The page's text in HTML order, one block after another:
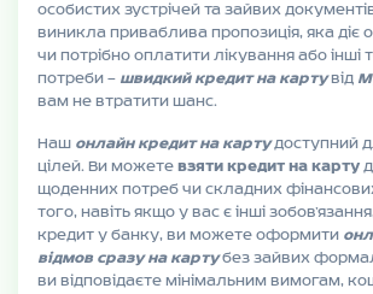
особистих зустрічей та зайвих
виникла приваблива пропозиція, яка діє
чи потрібно оплатити лікування або інші
потреби — швидкий кредит на картувід
вам не втратити шанс.
Наш онлайн кредит на картудоступний
цілей. Ви можете взяти кредит на карту
щоденних потреб чи складних
того, навіть якщо у вас є інші
кредит у банку, ви можете оформити
відмов сразу на картубез зайвих
ви відповідаєте мінімальним вимогам,